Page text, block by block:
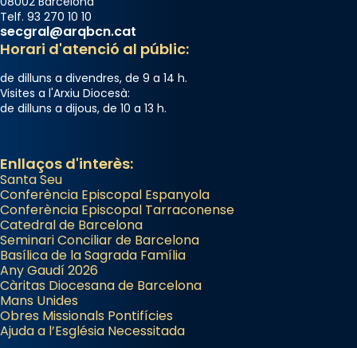
Telf. 93 270 10 10
secgral@arqbcn.cat
Horari d'atenció al públic:
de dilluns a divendres, de 9 a 14 h.
Visites a l'Arxiu Diocesà:
de dilluns a dijous, de 10 a 13 h.
Enllaços d'interès:
Santa Seu
Conferència Episcopal Espanyola
Conferència Episcopal Tarraconense
Catedral de Barcelona
Seminari Conciliar de Barcelona
Basílica de la Sagrada Família
Any Gaudí 2026
Càritas Diocesana de Barcelona
Mans Unides
Obres Missionals Pontifícies
Ajuda a l’Església Necessitada